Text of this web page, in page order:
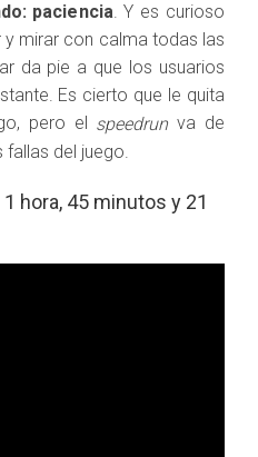
paciencia. Y es curioso
mirar con calma todas las
da pie a que los usuarios
Es cierto que le quita
pero el speedrunva de
del juego.
hora, 45 minutos y 21